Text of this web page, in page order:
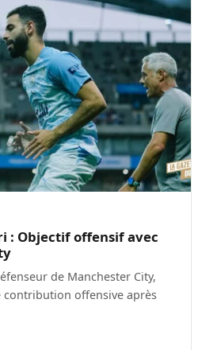
: Objectif offensif avec
de Manchester City,
contribution offensive après